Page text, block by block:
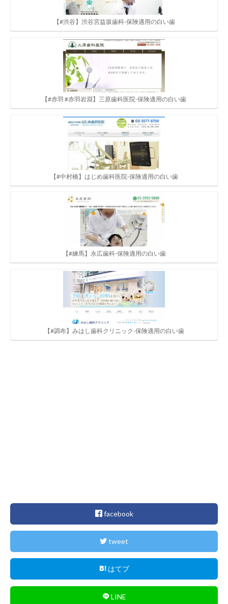
【#渋谷】渋谷宮益坂歯科-保険適用の白い歯
【#赤羽 #赤羽岩淵】三原歯科医院-保険適用の白い歯
【#中村橋】はじめ歯科医院-保険適用の白い歯
【#練馬】永広歯科-保険適用の白い歯
【#調布】みはし歯科クリニック-保険適用の白い歯
facebook
tweet
はてブ
LINE